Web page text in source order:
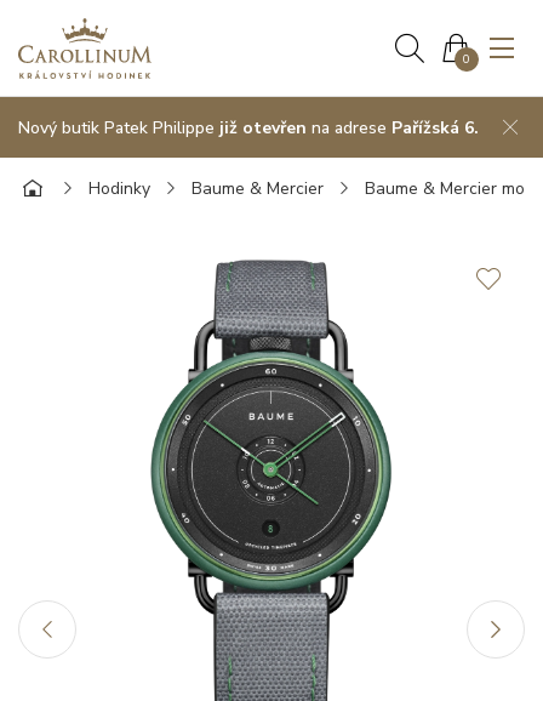
0
Nový butik Patek Philippe již otevřen na adrese Pařížská 6.
Hodinky Baume & Mercier Baume & Mercier